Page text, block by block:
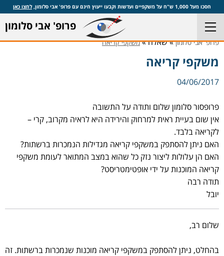
חסכו מעל 1,000 ש"ח על משקפיים ועדשות וקבעו ייעוץ חינם עם פרופ' אבי סלומון, לחצו כאן
פרופ' אבי סלומון
פרופ' אבי סלומון» שאלה »משקפי קריאה
משקפי קריאה
04/06/2017
פרופסור סלומון שלום ותודה על התשובה
אין שום בעיית ראית למרחוק והירידה היא לראיה מקרוב, קרי –
לקריאה בלבד.
האם ניתן להסתפק במשקפי קריאה מגדילות הנמכרות ברשתות?
האם הן עלולות ליצור נזק כל שהוא במצב המתואר לעומת משקפי
קריאה המוכנות על ידי אופטימטריסט?
תודה רבה
יובל
שלום רב,
בהחלט, ניתן להסתפק במשקפי קריאה מוכנות שנמכרות ברשתות. זה